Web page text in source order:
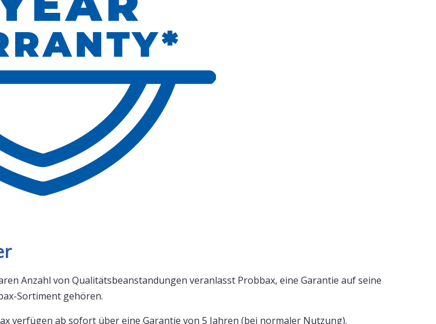
Anzahl von Qualitätsbeanstandungen veranlasst Probbax, eine Garantie auf seine
Sortiment gehören.
verfügen ab sofort über eine Garantie von 5 Jahren (bei normaler Nutzung).